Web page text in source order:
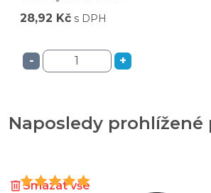
28,92 Kč s DPH
- +
Naposledy
Smazat vše